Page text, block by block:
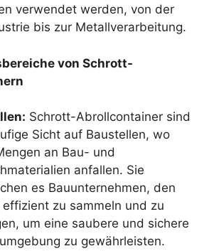
verwendet werden, von der
bis zur Metallverarbeitung.
von Schrott-
Schrott-Abrollcontainer sind
Sicht auf Baustellen, wo
an Bau- und
anfallen. Sie
es Bauunternehmen, den
effizient zu sammeln und zu
um eine saubere und sichere
zu gewährleisten.